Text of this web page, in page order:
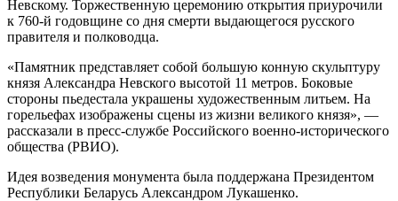
Невскому. Торжественную церемонию открытия приурочили
к 760-й годовщине со дня смерти выдающегося русского
правителя и полководца.
«Памятник представляет собой большую конную скульптуру
князя Александра Невского высотой 11 метров. Боковые
стороны пьедестала украшены художественным литьем. На
горельефах изображены сцены из жизни великого князя», —
рассказали в пресс-службе Российского военно-исторического
общества (РВИО).
Идея возведения монумента была поддержана Президентом
Республики Беларусь Александром Лукашенко.